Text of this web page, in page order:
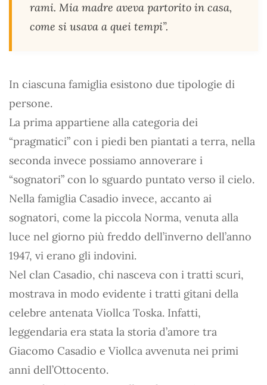
rami. Mia madre aveva partorito in casa,
come si usava a quei tempi”.
In ciascuna famiglia esistono due tipologie di
persone.
La prima appartiene alla categoria dei
“pragmatici” con i piedi ben piantati a terra, nella
seconda invece possiamo annoverare i
“sognatori” con lo sguardo puntato verso il cielo.
Nella famiglia Casadio invece, accanto ai
sognatori, come la piccola Norma, venuta alla
luce nel giorno più freddo dell’inverno dell’anno
1947, vi erano gli indovini.
Nel clan Casadio, chi nasceva con i tratti scuri,
mostrava in modo evidente i tratti gitani della
celebre antenata Viollca Toska. Infatti,
leggendaria era stata la storia d’amore tra
Giacomo Casadio e Viollca avvenuta nei primi
anni dell’Ottocento.